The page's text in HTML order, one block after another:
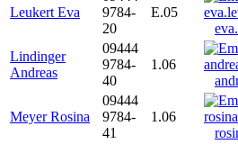
Leukert Eva
9784-
20
E.05
Lindinger
Andreas
09444
9784-
40
1.06
Meyer Rosina
09444
9784-
41
1.06